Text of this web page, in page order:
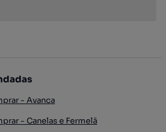
- Avanca
- Canelas e Fermelã